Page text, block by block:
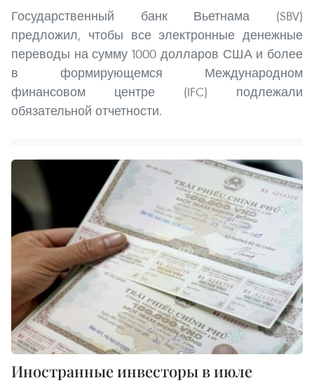
Государственный банк Вьетнама (SBV)
предложил, чтобы все электронные денежные
переводы на сумму 1000 долларов США и более
в формирующемся Международном
финансовом центре (IFC) подлежали
обязательной отчетности.
Иностранные инвесторы в июле